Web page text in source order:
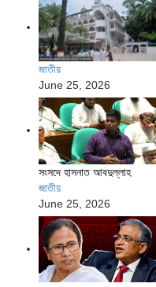
জাতীয়
June 25, 2026
সংসদে হাসনাত আবদুল্লাহ
জাতীয়
June 25, 2026